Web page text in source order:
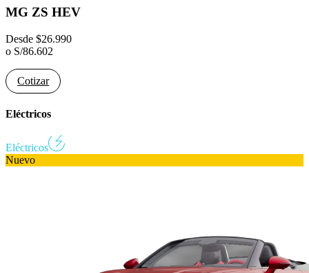
MG ZS HEV
Desde $26.990
o S/86.602
Cotizar
Eléctricos
Eléctricos
Nuevo